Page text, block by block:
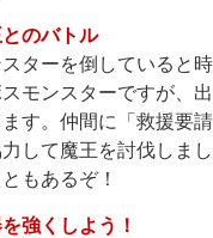
のバトル
ターを倒していると
モンスターですが、
す。仲間に「救援要
して魔王を討伐しま
もあるぞ！
強くしよう！